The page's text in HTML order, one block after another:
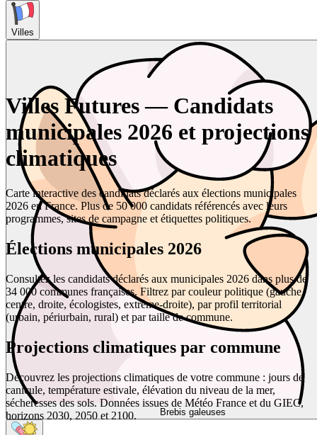
Villes
Brebis galeuses
Villes Futures — Candidats
municipales 2026 et projections
climatiques
Carte interactive des candidats déclarés aux élections municipales
2026 en France. Plus de 50 000 candidats référencés avec leurs
programmes, sites de campagne et étiquettes politiques.
Élections municipales 2026
Consultez les candidats déclarés aux municipales 2026 dans plus de
34 000 communes françaises. Filtrez par couleur politique (gauche,
centre, droite, écologistes, extrême-droite), par profil territorial
(urbain, périurbain, rural) et par taille de commune.
Projections climatiques par commune
Découvrez les projections climatiques de votre commune : jours de
canicule, température estivale, élévation du niveau de la mer,
sécheresses des sols. Données issues de Météo France et du GIEC,
horizons 2030, 2050 et 2100.